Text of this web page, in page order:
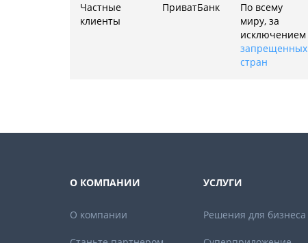
Частные
клиенты
ПриватБанк
По всему
миру, за
исключением
запрещенных
стран
О КОМПАНИИ
О компании
УСЛУГИ
Решения для бизнеса